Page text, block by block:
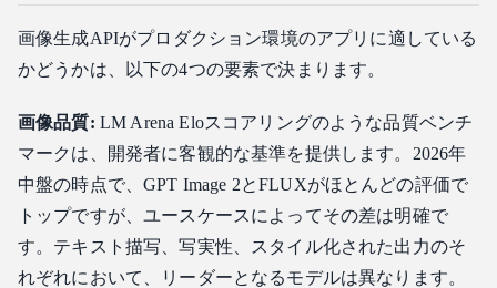
画像生成APIがプロダクション環境のアプリに適している
かどうかは、以下の4つの要素で決まります。
画像品質: LM Arena Eloスコアリングのような品質ベンチ
マークは、開発者に客観的な基準を提供します。2026年
中盤の時点で、GPT Image 2とFLUXがほとんどの評価で
トップですが、ユースケースによってその差は明確で
す。テキスト描写、写実性、スタイル化された出力のそ
れぞれにおいて、リーダーとなるモデルは異なります。